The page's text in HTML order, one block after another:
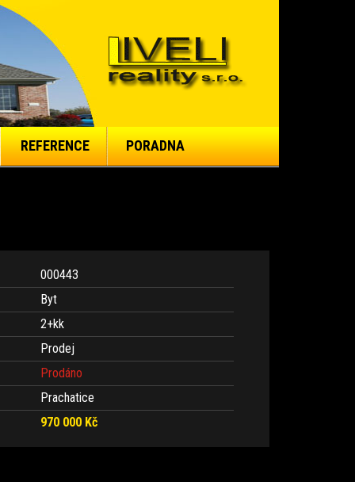
REFERENCE PORADNA
000443
Byt
2+kk
Prodej
Prodáno
Prachatice
970 000 Kč